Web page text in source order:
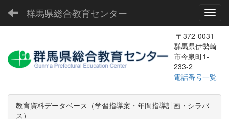
群馬県総合教育センター
〒372-0031
群馬県伊勢崎
市今泉町1-
233-2
電話番号一覧
教育資料データベース（学習指導案・年間指導計画・シラバ
ス）